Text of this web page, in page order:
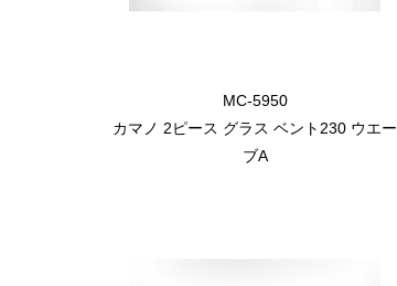
MC-5950
カマノ 2ピース グラス ベント230 ウエー
ブA